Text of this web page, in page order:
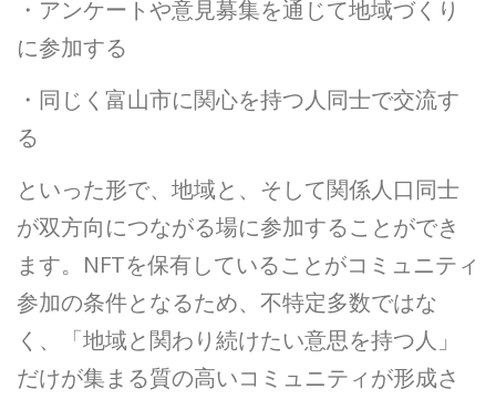
・アンケートや意見募集を通じて地域づくり
に参加する
・同じく富山市に関心を持つ人同士で交流す
る
といった形で、地域と、そして関係人口同士
が双方向につながる場に参加することができ
ます。NFTを保有していることがコミュニティ
参加の条件となるため、不特定多数ではな
く、「地域と関わり続けたい意思を持つ人」
だけが集まる質の高いコミュニティが形成さ